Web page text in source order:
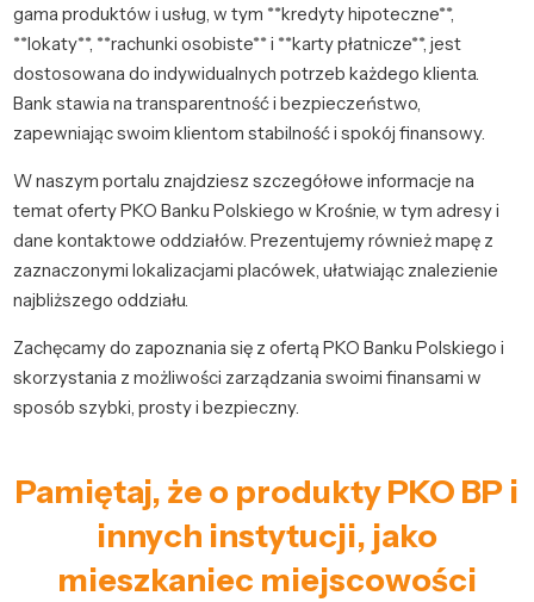
gama produktów i usług, w tym **kredyty hipoteczne**,
**lokaty**, **rachunki osobiste** i **karty płatnicze**, jest
dostosowana do indywidualnych potrzeb każdego klienta.
Bank stawia na transparentność i bezpieczeństwo,
zapewniając swoim klientom stabilność i spokój finansowy.
W naszym portalu znajdziesz szczegółowe informacje na
temat oferty PKO Banku Polskiego w Krośnie, w tym adresy i
dane kontaktowe oddziałów. Prezentujemy również mapę z
zaznaczonymi lokalizacjami placówek, ułatwiając znalezienie
najbliższego oddziału.
Zachęcamy do zapoznania się z ofertą PKO Banku Polskiego i
skorzystania z możliwości zarządzania swoimi finansami w
sposób szybki, prosty i bezpieczny.
Pamiętaj, że o produkty PKO BP i
innych instytucji, jako
mieszkaniec miejscowości